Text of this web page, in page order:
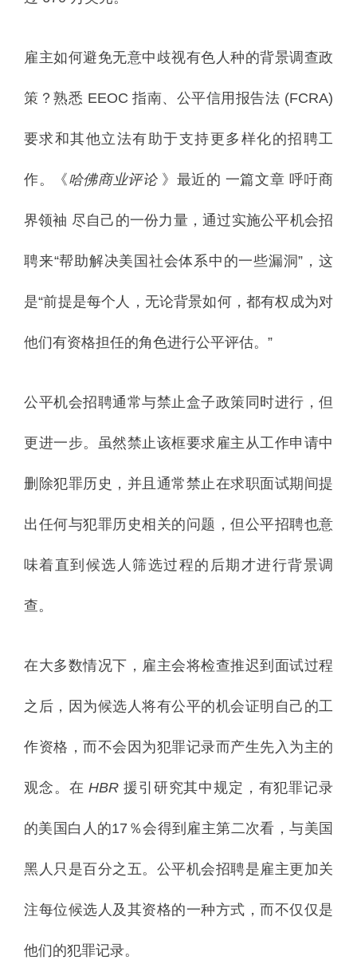
雇主如何避免无意中歧视有色人种的背景调查政
策？熟悉 EEOC 指南、公平信用报告法 (FCRA)
要求和其他立法有助于支持更多样化的招聘工
作。 《哈佛商业评论 》最近的 一篇文章 呼吁商
界领袖 尽自己的一份力量，通过实施公平机会招
聘来“帮助解决美国社会体系中的一些漏洞”，这
是“前提是每个人，无论背景如何，都有权成为对
他们有资格担任的角色进行公平评估。”
公平机会招聘通常与禁止盒子政策同时进行，但
更进一步。虽然禁止该框要求雇主从工作申请中
删除犯罪历史，并且通常禁止在求职面试期间提
出任何与犯罪历史相关的问题，但公平招聘也意
味着直到候选人筛选过程的后期才进行背景调
查。
在大多数情况下，雇主会将检查推迟到面试过程
之后，因为候选人将有公平的机会证明自己的工
作资格，而不会因为犯罪记录而产生先入为主的
观念。 在HBR援引研究其中规定，有犯罪记录
的美国白人的17％会得到雇主第二次看，与美国
黑人只是百分之五。 公平机会招聘是雇主更加关
注每位候选人及其资格的一种方式，而不仅仅是
他们的犯罪记录。